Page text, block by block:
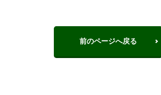
前のページへ戻る